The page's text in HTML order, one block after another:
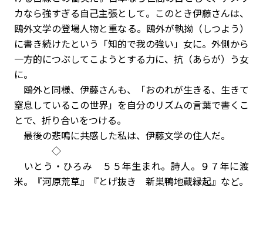
カなら強すぎる自己主張として。このとき伊藤さんは、
鴎外文学の登場人物と重なる。鴎外が執拗（しつよう）
に書き続けたという「知的で我の強い」女に。外側から
一方的につぶしてこようとする力に、抗（あらが）う女
に。
鴎外と同様、伊藤さんも、「おのれが生きる、生きて
窒息しているこの世界」を自分のリズムの言葉で書くこ
とで、折り合いをつける。
最後の悲鳴に共感した私は、伊藤文学の住人だ。
◇
いとう・ひろみ ５５年生まれ。詩人。９７年に渡
米。『河原荒草』『とげ抜き 新巣鴨地蔵縁起』など。